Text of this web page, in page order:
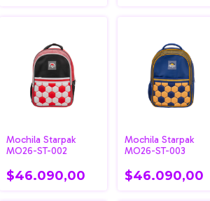
Mochila Starpak
MO26-ST-002
$46.090,00
Mochila Starpak
MO26-ST-003
$46.090,00